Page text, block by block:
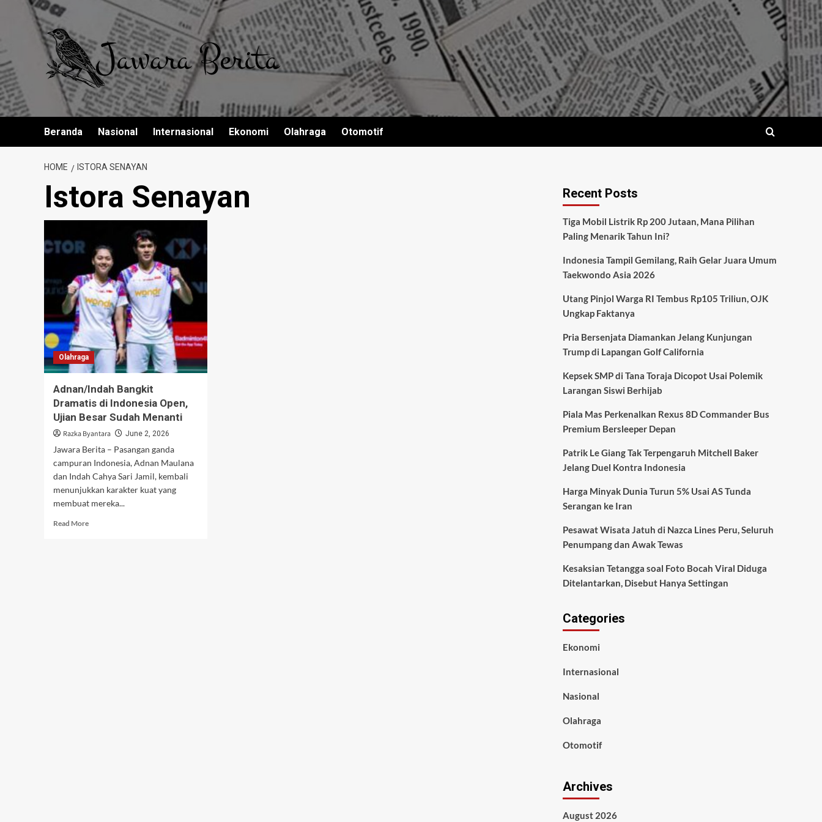
content
Beranda Nasional Internasional Ekonomi Olahraga Otomotif
HOME ISTORA SENAYAN
Istora Senayan
Olahraga
Adnan/Indah Bangkit
Dramatis di Indonesia Open,
Ujian Besar Sudah Menanti
Razka Byantara June 2, 2026
Jawara Berita – Pasangan ganda
campuran Indonesia, Adnan Maulana
dan Indah Cahya Sari Jamil, kembali
menunjukkan karakter kuat yang
membuat mereka...
Read MoreRead
Recent Posts
Tiga Mobil Listrik Rp 200 Jutaan, Mana Pilihan
Paling Menarik Tahun Ini?
Indonesia Tampil Gemilang, Raih Gelar Juara Umum
Taekwondo Asia 2026
Utang Pinjol Warga RI Tembus Rp105 Triliun, OJK
Ungkap Faktanya
Pria Bersenjata Diamankan Jelang Kunjungan
Trump di Lapangan Golf California
Kepsek SMP di Tana Toraja Dicopot Usai Polemik
Larangan Siswi Berhijab
Piala Mas Perkenalkan Rexus 8D Commander Bus
Premium Bersleeper Depan
Patrik Le Giang Tak Terpengaruh Mitchell Baker
Jelang Duel Kontra Indonesia
Harga Minyak Dunia Turun 5% Usai AS Tunda
Serangan ke Iran
Pesawat Wisata Jatuh di Nazca Lines Peru, Seluruh
Penumpang dan Awak Tewas
Kesaksian Tetangga soal Foto Bocah Viral Diduga
Ditelantarkan, Disebut Hanya Settingan
Categories
Ekonomi
Internasional
Nasional
Olahraga
Otomotif
Archives
August 2026